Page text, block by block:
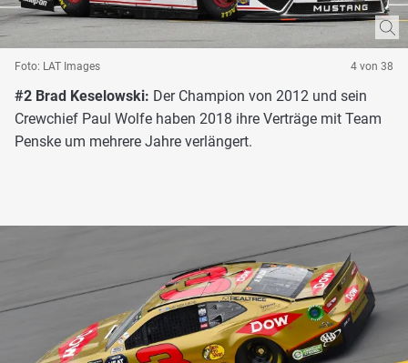
Foto: LAT Images 4 von 38
#2 Brad Keselowski: Der Champion von 2012 und sein
Crewchief Paul Wolfe haben 2018 ihre Verträge mit Team
Penske um mehrere Jahre verlängert.